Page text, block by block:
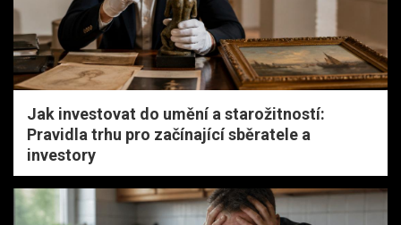
Jak investovat do umění a starožitností:
Pravidla trhu pro začínající sběratele a
investory